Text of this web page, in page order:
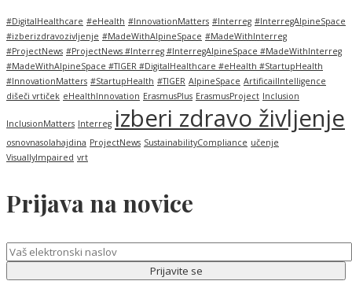
#DigitalHealthcare #eHealth #InnovationMatters #Interreg #InterregAlpineSpace
#izberizdravozivljenje #MadeWithAlpineSpace #MadeWithInterreg
#ProjectNews #ProjectNews #Interreg #InterregAlpineSpace #MadeWithInterreg
#MadeWithAlpineSpace #TIGER #DigitalHealthcare #eHealth #StartupHealth
#InnovationMatters #StartupHealth #TIGER AlpineSpace ArtificailIntelligence
dišeči vrtiček eHealthInnovation ErasmusPlus ErasmusProject Inclusion
InclusionMatters Interreg izberi zdravo življenje
osnovnasolahajdina ProjectNews SustainabilityCompliance učenje
VisuallyImpaired vrt
Prijava na novice